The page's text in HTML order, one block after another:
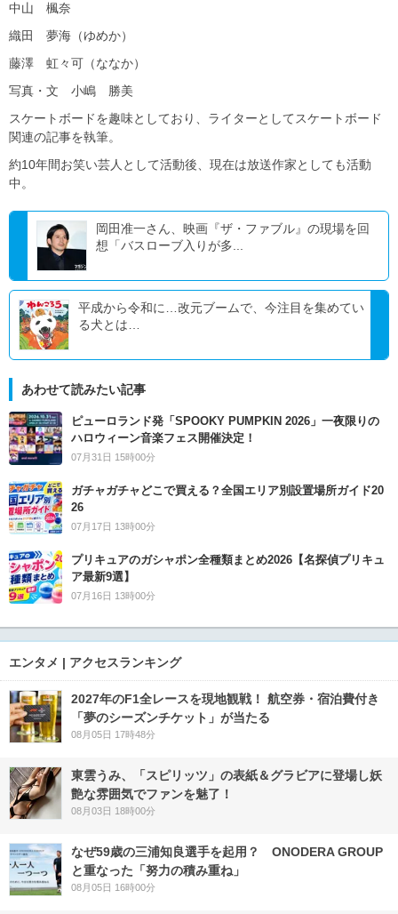
中山 楓奈
織田 夢海（ゆめか）
藤澤 虹々可（ななか）
写真・文 小嶋 勝美
スケートボードを趣味としており、ライターとしてスケートボード
関連の記事を執筆。
約10年間お笑い芸人として活動後、現在は放送作家としても活動
中。
岡田准一さん、映画『ザ・ファブル』の現場を回
想「バスローブ入りが多...
平成から令和に…改元ブームで、今注目を集めてい
る犬とは…
あわせて読みたい記事
ピューロランド発「SPOOKY PUMPKIN 2026」一夜限りの
ハロウィーン音楽フェス開催決定！
07月31日 15時00分
ガチャガチャどこで買える？全国エリア別設置場所ガイド20
26
07月17日 13時00分
プリキュアのガシャポン全種類まとめ2026【名探偵プリキュ
ア最新9選】
07月16日 13時00分
エンタメ | アクセスランキング
2027年のF1全レースを現地観戦！ 航空券・宿泊費付き
「夢のシーズンチケット」が当たる
08月05日 17時48分
東雲うみ、「スピリッツ」の表紙＆グラビアに登場し妖
艶な雰囲気でファンを魅了！
08月03日 18時00分
なぜ59歳の三浦知良選手を起用？ ONODERA GROUP
と重なった「努力の積み重ね」
08月05日 16時00分